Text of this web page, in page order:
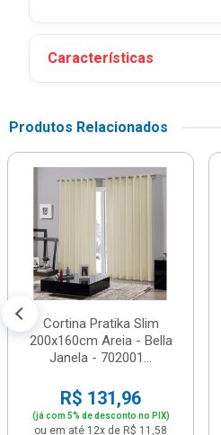
Características
Produtos Relacionados
Cortina Pratika Slim
200x160cm Areia - Bella
Janela - 702001...
R$ 131,96
(já com 5% de desconto no PIX)
ou em até 12x de R$ 11,58